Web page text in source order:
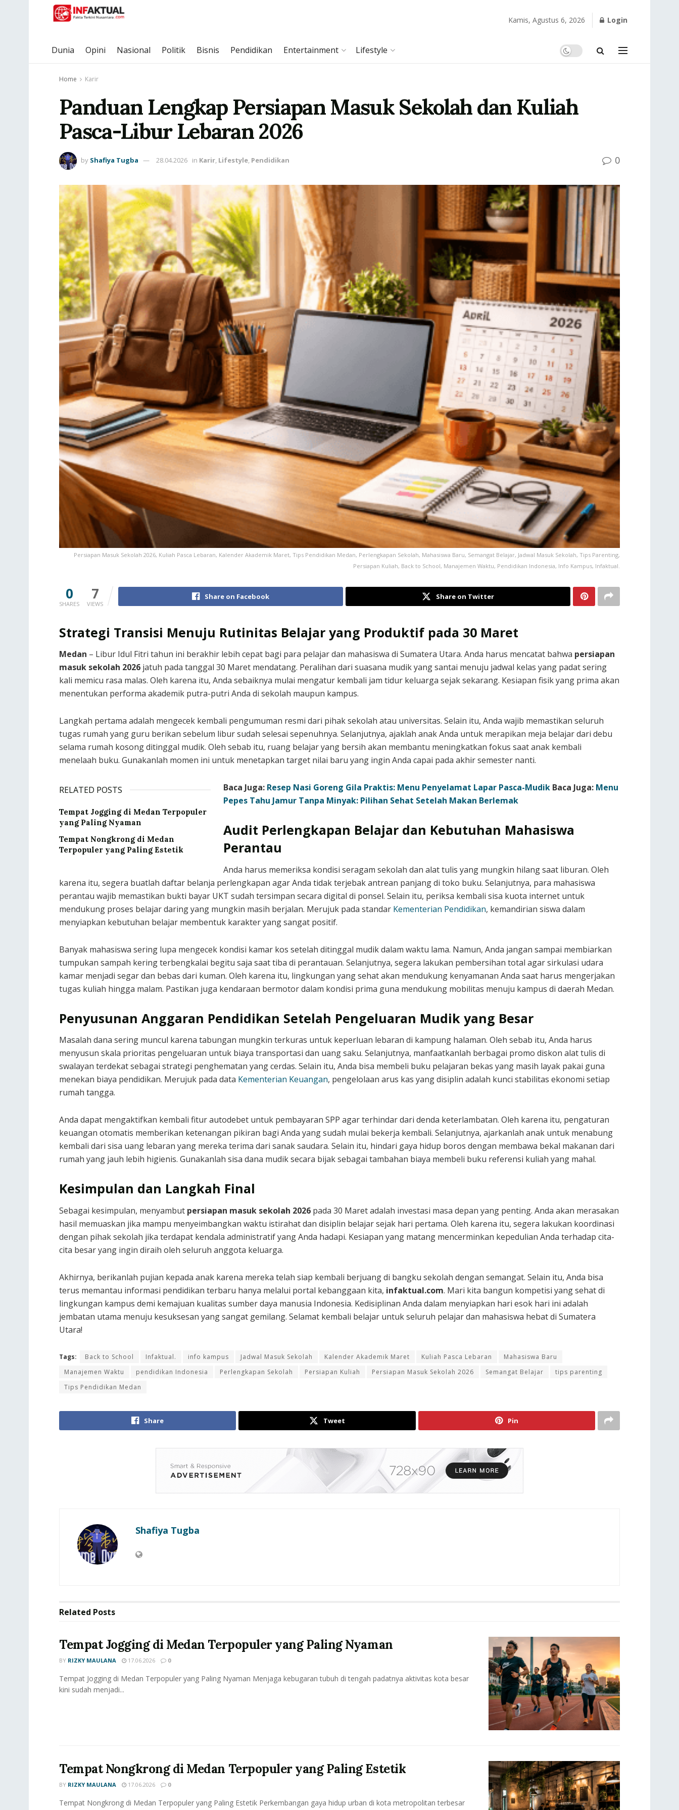
Kamis, Agustus 6, 2026 Login
Dunia Opini Nasional Politik Bisnis Pendidikan Entertainment Lifestyle
Home Karir
Panduan Lengkap Persiapan Masuk Sekolah dan Kuliah
Pasca-Libur Lebaran 2026
by Shafiya Tugba 28.04.2026 in Karir, Lifestyle, Pendidikan 0
Persiapan Masuk Sekolah 2026, Kuliah Pasca Lebaran, Kalender Akademik Maret, Tips Pendidikan Medan, Perlengkapan Sekolah, Mahasiswa Baru, Semangat Belajar, Jadwal Masuk Sekolah, Tips Parenting,
Persiapan Kuliah, Back to School, Manajemen Waktu, Pendidikan Indonesia, Info Kampus, Infaktual.
0
SHARES
7
VIEWS
Share on Facebook Share on Twitter
Strategi Transisi Menuju Rutinitas Belajar yang Produktif pada 30 Maret
Medan – Libur Idul Fitri tahun ini berakhir lebih cepat bagi para pelajar dan mahasiswa di Sumatera Utara. Anda harus mencatat bahwa persiapan
masuk sekolah 2026 jatuh pada tanggal 30 Maret mendatang. Peralihan dari suasana mudik yang santai menuju jadwal kelas yang padat sering
kali memicu rasa malas. Oleh karena itu, Anda sebaiknya mulai mengatur kembali jam tidur keluarga sejak sekarang. Kesiapan fisik yang prima akan
menentukan performa akademik putra-putri Anda di sekolah maupun kampus.
Langkah pertama adalah mengecek kembali pengumuman resmi dari pihak sekolah atau universitas. Selain itu, Anda wajib memastikan seluruh
tugas rumah yang guru berikan sebelum libur sudah selesai sepenuhnya. Selanjutnya, ajaklah anak Anda untuk merapikan meja belajar dari debu
selama rumah kosong ditinggal mudik. Oleh sebab itu, ruang belajar yang bersih akan membantu meningkatkan fokus saat anak kembali
menelaah buku. Gunakanlah momen ini untuk menetapkan target nilai baru yang ingin Anda capai pada akhir semester nanti.
RELATED POSTS
Tempat Jogging di Medan Terpopuler
yang Paling Nyaman
Tempat Nongkrong di Medan
Terpopuler yang Paling Estetik
Baca Juga: Resep Nasi Goreng Gila Praktis: Menu Penyelamat Lapar Pasca-Mudik Baca Juga: Menu
Pepes Tahu Jamur Tanpa Minyak: Pilihan Sehat Setelah Makan Berlemak
Audit Perlengkapan Belajar dan Kebutuhan Mahasiswa
Perantau
Anda harus memeriksa kondisi seragam sekolah dan alat tulis yang mungkin hilang saat liburan. Oleh
karena itu, segera buatlah daftar belanja perlengkapan agar Anda tidak terjebak antrean panjang di toko buku. Selanjutnya, para mahasiswa
perantau wajib memastikan bukti bayar UKT sudah tersimpan secara digital di ponsel. Selain itu, periksa kembali sisa kuota internet untuk
mendukung proses belajar daring yang mungkin masih berjalan. Merujuk pada standar Kementerian Pendidikan, kemandirian siswa dalam
menyiapkan kebutuhan belajar membentuk karakter yang sangat positif.
Banyak mahasiswa sering lupa mengecek kondisi kamar kos setelah ditinggal mudik dalam waktu lama. Namun, Anda jangan sampai membiarkan
tumpukan sampah kering terbengkalai begitu saja saat tiba di perantauan. Selanjutnya, segera lakukan pembersihan total agar sirkulasi udara
kamar menjadi segar dan bebas dari kuman. Oleh karena itu, lingkungan yang sehat akan mendukung kenyamanan Anda saat harus mengerjakan
tugas kuliah hingga malam. Pastikan juga kendaraan bermotor dalam kondisi prima guna mendukung mobilitas menuju kampus di daerah Medan.
Penyusunan Anggaran Pendidikan Setelah Pengeluaran Mudik yang Besar
Masalah dana sering muncul karena tabungan mungkin terkuras untuk keperluan lebaran di kampung halaman. Oleh sebab itu, Anda harus
menyusun skala prioritas pengeluaran untuk biaya transportasi dan uang saku. Selanjutnya, manfaatkanlah berbagai promo diskon alat tulis di
swalayan terdekat sebagai strategi penghematan yang cerdas. Selain itu, Anda bisa membeli buku pelajaran bekas yang masih layak pakai guna
menekan biaya pendidikan. Merujuk pada data Kementerian Keuangan, pengelolaan arus kas yang disiplin adalah kunci stabilitas ekonomi setiap
rumah tangga.
Anda dapat mengaktifkan kembali fitur autodebet untuk pembayaran SPP agar terhindar dari denda keterlambatan. Oleh karena itu, pengaturan
keuangan otomatis memberikan ketenangan pikiran bagi Anda yang sudah mulai bekerja kembali. Selanjutnya, ajarkanlah anak untuk menabung
kembali dari sisa uang lebaran yang mereka terima dari sanak saudara. Selain itu, hindari gaya hidup boros dengan membawa bekal makanan dari
rumah yang jauh lebih higienis. Gunakanlah sisa dana mudik secara bijak sebagai tambahan biaya membeli buku referensi kuliah yang mahal.
Kesimpulan dan Langkah Final
Sebagai kesimpulan, menyambut persiapan masuk sekolah 2026 pada 30 Maret adalah investasi masa depan yang penting. Anda akan merasakan
hasil memuaskan jika mampu menyeimbangkan waktu istirahat dan disiplin belajar sejak hari pertama. Oleh karena itu, segera lakukan koordinasi
dengan pihak sekolah jika terdapat kendala administratif yang Anda hadapi. Kesiapan yang matang mencerminkan kepedulian Anda terhadap cita-
cita besar yang ingin diraih oleh seluruh anggota keluarga.
Akhirnya, berikanlah pujian kepada anak karena mereka telah siap kembali berjuang di bangku sekolah dengan semangat. Selain itu, Anda bisa
terus memantau informasi pendidikan terbaru hanya melalui portal kebanggaan kita, infaktual.com. Mari kita bangun kompetisi yang sehat di
lingkungan kampus demi kemajuan kualitas sumber daya manusia Indonesia. Kedisiplinan Anda dalam menyiapkan hari esok hari ini adalah
jembatan utama menuju kesuksesan yang sangat gemilang. Selamat kembali belajar untuk seluruh pelajar dan mahasiswa hebat di Sumatera
Utara!
Tags: Back to School Infaktual. info kampus Jadwal Masuk Sekolah Kalender Akademik Maret Kuliah Pasca Lebaran
Mahasiswa Baru
Manajemen Waktu
pendidikan Indonesia Perlengkapan Sekolah Persiapan Kuliah Persiapan Masuk Sekolah 2026 Semangat Belajar
tips parenting
Tips Pendidikan Medan
Share Tweet Pin
Shafiya Tugba
Related Posts
Tempat Jogging di Medan Terpopuler yang Paling Nyaman
BY RIZKY MAULANA 17.06.2026 0
Tempat Jogging di Medan Terpopuler yang Paling Nyaman Menjaga kebugaran tubuh di tengah padatnya aktivitas kota besar
kini sudah menjadi...
Tempat Nongkrong di Medan Terpopuler yang Paling Estetik
BY RIZKY MAULANA 17.06.2026 0
Tempat Nongkrong di Medan Terpopuler yang Paling Estetik Perkembangan gaya hidup urban di kota metropolitan terbesar